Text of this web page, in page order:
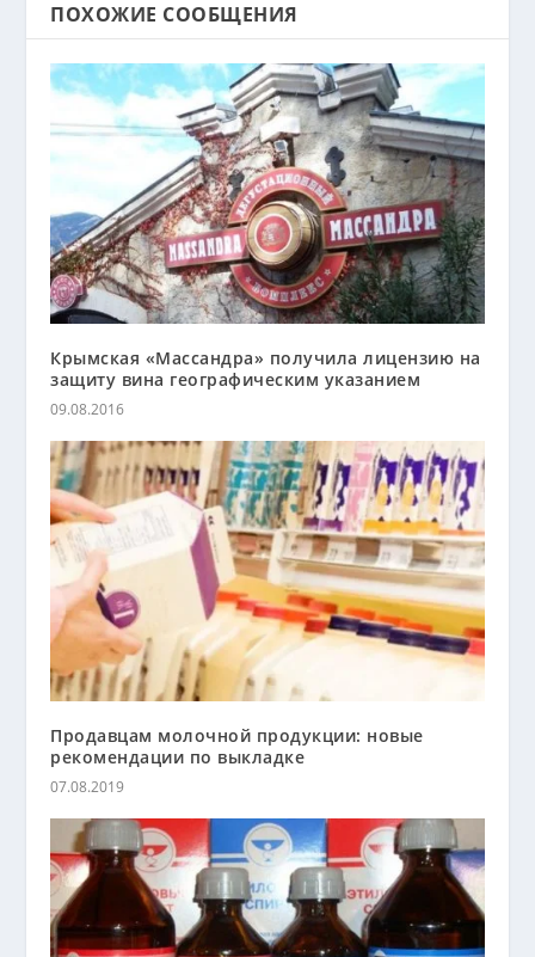
ПОХОЖИЕ СООБЩЕНИЯ
Крымская «Массандра» получила лицензию на
защиту вина географическим указанием
09.08.2016
Продавцам молочной продукции: новые
рекомендации по выкладке
07.08.2019